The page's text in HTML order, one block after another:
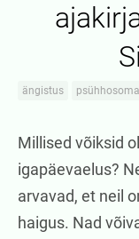
ängistus
Millised võiksid
igapäevaelus?
arvavad, et neil
haigus. Nad